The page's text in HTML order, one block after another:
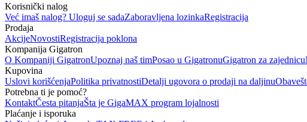
Korisnički nalog
Već imaš nalog? Uloguj se sadaZaboravljena lozinkaRegistracija
Prodaja
AkcijeNovostiRegistracija poklona
Kompanija Gigatron
O Kompaniji GigatronUpoznaj naš timPosao u GigatronuGigatron za zajednicu
Kupovina
Uslovi korišćenjaPolitika privatnostiDetalji ugovora o prodaji na daljinu
Potrebna ti je pomoć?
KontaktČesta pitanjaŠta je GigaMAX program lojalnosti
Plaćanje i isporuka